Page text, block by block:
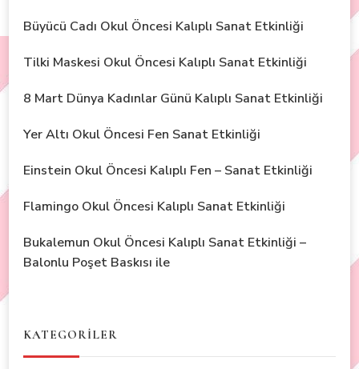
Büyücü Cadı Okul Öncesi Kalıplı Sanat Etkinliği
Tilki Maskesi Okul Öncesi Kalıplı Sanat Etkinliği
8 Mart Dünya Kadınlar Günü Kalıplı Sanat Etkinliği
Yer Altı Okul Öncesi Fen Sanat Etkinliği
Einstein Okul Öncesi Kalıplı Fen – Sanat Etkinliği
Flamingo Okul Öncesi Kalıplı Sanat Etkinliği
Bukalemun Okul Öncesi Kalıplı Sanat Etkinliği –
Balonlu Poşet Baskısı ile
KATEGORİLER